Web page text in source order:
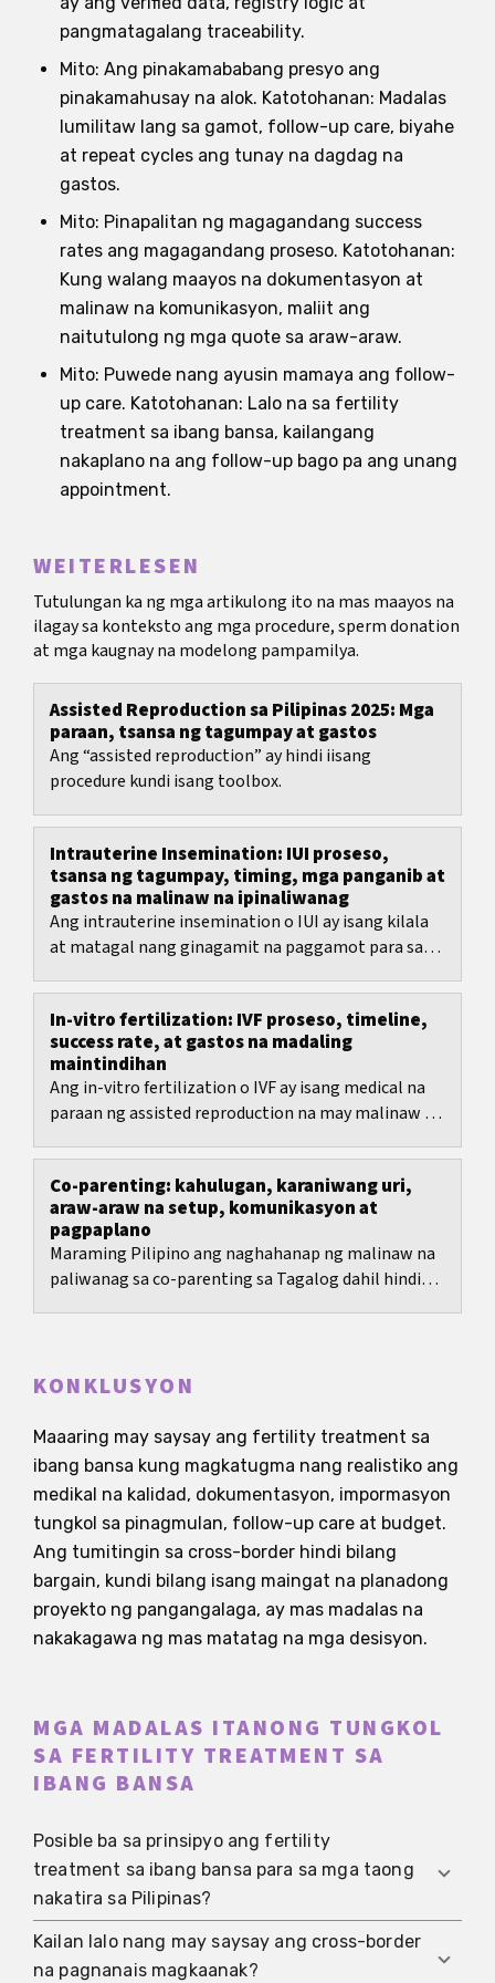
pangmatagalang traceability.
Mito: Ang pinakamababang presyo ang
pinakamahusay na alok. Katotohanan: Madalas
lumilitaw lang sa gamot, follow-up care, biyahe
at repeat cycles ang tunay na dagdag na
gastos.
Mito: Pinapalitan ng magagandang success
rates ang magagandang proseso. Katotohanan:
Kung walang maayos na dokumentasyon at
malinaw na komunikasyon, maliit ang
naitutulong ng mga quote sa araw-araw.
Mito: Puwede nang ayusin mamaya ang follow-
up care. Katotohanan: Lalo na sa fertility
treatment sa ibang bansa, kailangang
nakaplano na ang follow-up bago pa ang unang
appointment.
WEITERLESEN
Tutulungan ka ng mga artikulong ito na mas maayos na
ilagay sa konteksto ang mga procedure, sperm donation
at mga kaugnay na modelong pampamilya.
Assisted Reproduction sa Pilipinas 2025: Mga
paraan, tsansa ng tagumpay at gastos
Ang “assisted reproduction” ay hindi iisang
procedure kundi isang toolbox.
Intrauterine Insemination: IUI proseso,
tsansa ng tagumpay, timing, mga panganib at
gastos na malinaw na ipinaliwanag
Ang intrauterine insemination o IUI ay isang kilala
at matagal nang ginagamit na paggamot para sa
In-vitro fertilization: IVF proseso, timeline,
success rate, at gastos na madaling
maintindihan
Ang in-vitro fertilization o IVF ay isang medical na
paraan ng assisted reproduction na may malinaw na
Co-parenting: kahulugan, karaniwang uri,
araw-araw na setup, komunikasyon at
pagpaplano
Maraming Pilipino ang naghahanap ng malinaw na
paliwanag sa co-parenting sa Tagalog dahil hindi
KONKLUSYON
Maaaring may saysay ang fertility treatment sa
ibang bansa kung magkatugma nang realistiko ang
medikal na kalidad, dokumentasyon, impormasyon
tungkol sa pinagmulan, follow-up care at budget.
Ang tumitingin sa cross-border hindi bilang
bargain, kundi bilang isang maingat na planadong
proyekto ng pangangalaga, ay mas madalas na
nakakagawa ng mas matatag na mga desisyon.
MGA MADALAS ITANONG TUNGKOL
SA FERTILITY TREATMENT SA
IBANG BANSA
Posible ba sa prinsipyo ang fertility
treatment sa ibang bansa para sa mga taong
nakatira sa Pilipinas?
Madalas oo, ngunit bahagi lamang ng realidad
Kailan lalo nang may saysay ang cross-border
na pagnanais magkaanak?